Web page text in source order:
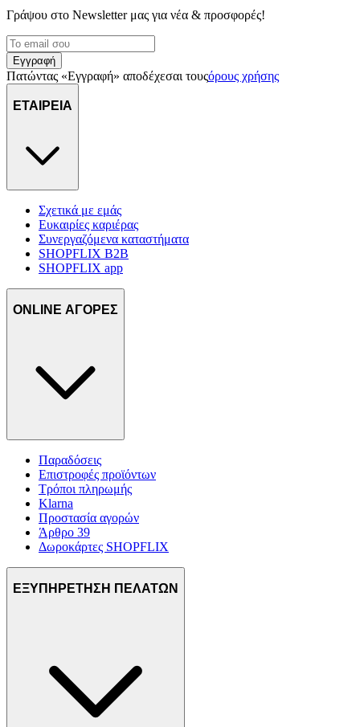
Γράψου στο Νewsletter μας για νέα & προσφορές!
Εγγραφή
Πατώντας «Εγγραφή» αποδέχεσαι τουςόρους χρήσης
ΕΤΑΙΡΕΙΑ
Σχετικά με εμάς
Ευκαιρίες καριέρας
Συνεργαζόμενα καταστήματα
SHOPFLIX B2B
SHOPFLIX app
ONLINE ΑΓΟΡΕΣ
Παραδόσεις
Επιστροφές προϊόντων
Τρόποι πληρωμής
Klarna
Προστασία αγορών
Άρθρο 39
Δωροκάρτες SHOPFLIX
ΕΞΥΠΗΡΕΤΗΣΗ ΠΕΛΑΤΩΝ